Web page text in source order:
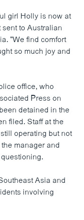
girl Holly is now at
to Australian
“We find comfort
so much joy and
office, who
Press on
detained in the
filed. Staff at the
operating but not
manager and
Asia and
involving